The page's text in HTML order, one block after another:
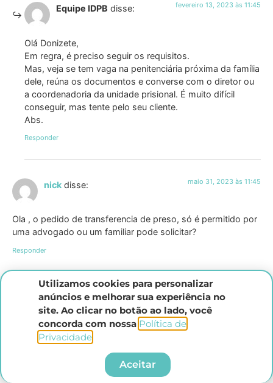
Equipe IDPB disse: fevereiro 13, 2023 às 11:45
Olá Donizete,
Em regra, é preciso seguir os requisitos.
Mas, veja se tem vaga na penitenciária próxima da família
dele, reúna os documentos e converse com o diretor ou
a coordenadoria da unidade prisional. É muito difícil
conseguir, mas tente pelo seu cliente.
Abs.
Responder
nick disse: maio 31, 2023 às 11:45
Ola , o pedido de transferencia de preso, só é permitido por
uma advogado ou um familiar pode solicitar?
Responder
nick disse: maio 31, 2023 às 11:46
O pedido de tranferencia do preso, so é permitido por um
advogado?
Utilizamos cookies para personalizar
anúncios e melhorar sua experiência no
site. Ao clicar no botão ao lado, você
concorda com nossa Política de
Privacidade.​
Aceitar